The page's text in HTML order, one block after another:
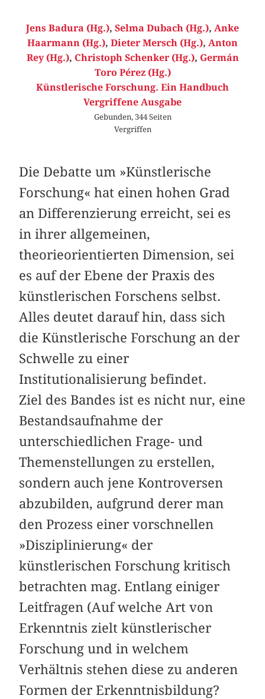
Jens Badura (Hg.), Selma Dubach (Hg.), Anke
Haarmann (Hg.), Dieter Mersch (Hg.), Anton
Rey (Hg.), Christoph Schenker (Hg.), Germán
Toro Pérez (Hg.)
Künstlerische Forschung. Ein Handbuch
Vergriffene Ausgabe
Gebunden, 344 Seiten
Vergriffen
Die Debatte um »Künstlerische
Forschung« hat einen hohen Grad
an Differenzierung erreicht, sei es
in ihrer allgemeinen,
theorieorientierten Dimension, sei
es auf der Ebene der Praxis des
künstlerischen Forschens selbst.
Alles deutet darauf hin, dass sich
die Künstlerische Forschung an der
Schwelle zu einer
Institutionalisierung befindet.
Ziel des Bandes ist es nicht nur, eine
Bestandsaufnahme der
unterschiedlichen Frage- und
Themenstellungen zu erstellen,
sondern auch jene Kontroversen
abzubilden, aufgrund derer man
den Prozess einer vorschnellen
»Disziplinierung« der
künstlerischen Forschung kritisch
betrachten mag. Entlang einiger
Leitfragen (Auf welche Art von
Erkenntnis zielt künstlerischer
Forschung und in welchem
Verhältnis stehen diese zu anderen
Formen der Erkenntnisbildung?